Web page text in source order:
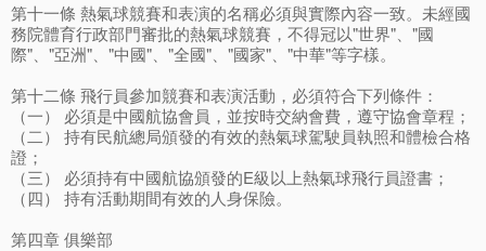
第十一條 熱氣球競賽和表演的名稱必須與實際內容一致。未經國
務院體育行政部門審批的熱氣球競賽，不得冠以"世界"、"國
際"、"亞洲"、"中國"、"全國"、"國家"、"中華"等字樣。
第十二條 飛行員參加競賽和表演活動，必須符合下列條件：
（一） 必須是中國航協會員，並按時交納會費，遵守協會章程；
（二） 持有民航總局頒發的有效的熱氣球駕駛員執照和體檢合格
證；
（三） 必須持有中國航協頒發的E級以上熱氣球飛行員證書；
（四） 持有活動期間有效的人身保險。
第四章 俱樂部